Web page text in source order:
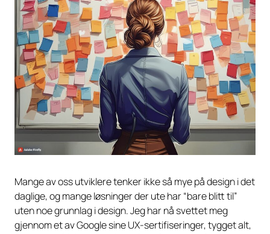
Mange av oss utviklere tenker ikke så mye på design i det
daglige, og mange løsninger der ute har “bare blitt til”
uten noe grunnlag i design. Jeg har nå svettet meg
gjennom et av Google sine UX-sertifiseringer, tygget alt,